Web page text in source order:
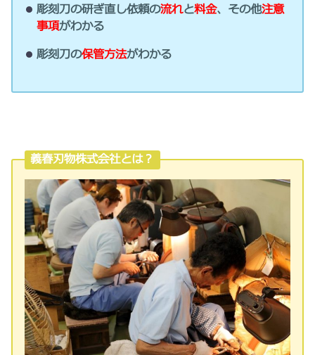
彫刻刀の研ぎ直し依頼の流れと料金、その他注意
事項がわかる
彫刻刀の保管方法がわかる
義春刃物株式会社とは？